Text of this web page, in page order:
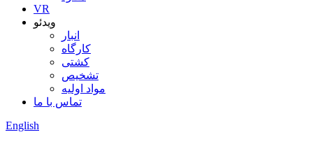
VR
ویدئو
انبار
کارگاه
کشتی
تشخیص
مواد اولیه
تماس با ما
English